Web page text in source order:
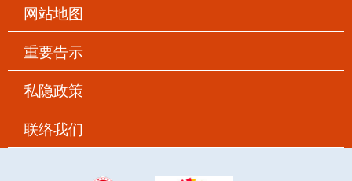
网站地图
重要告示
私隐政策
联络我们